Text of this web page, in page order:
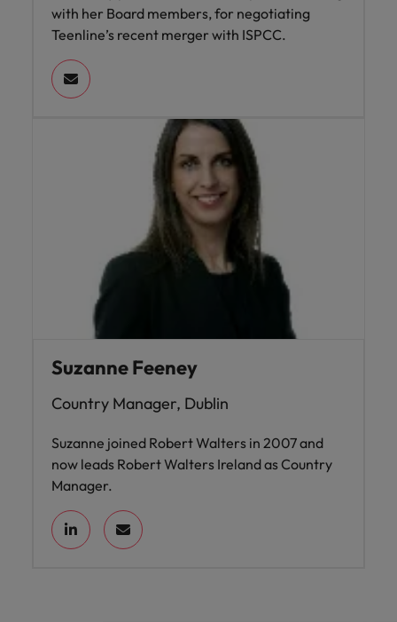
with her Board members, for negotiating
Teenline’s recent merger with ISPCC.
Suzanne Feeney
Country Manager, Dublin
Suzanne joined Robert Walters in 2007 and
now leads Robert Walters Ireland as Country
Manager.